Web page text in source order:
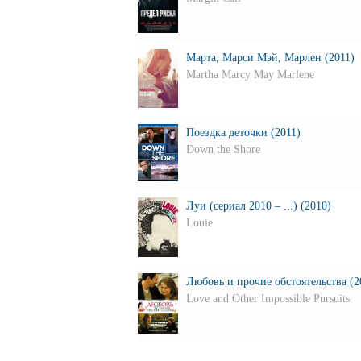
Марта, Марси Мэй, Марлен (2011)
Martha Marcy May Marlene
Поездка деточки (2011)
Down the Shore
Луи (сериал 2010 – ...) (2010)
Louie
Любовь и прочие обстоятельства
Love and Other Impossible Pursuits